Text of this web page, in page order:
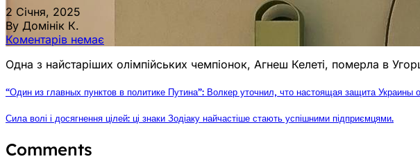
2 Січня, 2025
By Домінік К.
Коментарів немає
Одна з найстаріших олімпійських чемпіонок, Агнеш Келеті, померла в
“Один из главных пунктов в политике Путина”: Волкер уточнил, что настоящая защита
Сила волі і досягнення цілей: ці знаки Зодіаку найчастіше стають успішними підприємцями.
Comments